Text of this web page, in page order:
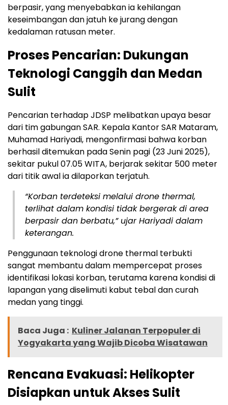
berpasir, yang menyebabkan ia kehilangan
keseimbangan dan jatuh ke jurang dengan
kedalaman ratusan meter.
Proses Pencarian: Dukungan
Teknologi Canggih dan Medan
Sulit
Pencarian terhadap JDSP melibatkan upaya besar
dari tim gabungan SAR. Kepala Kantor SAR Mataram,
Muhamad Hariyadi, mengonfirmasi bahwa korban
berhasil ditemukan pada Senin pagi (23 Juni 2025),
sekitar pukul 07.05 WITA, berjarak sekitar 500 meter
dari titik awal ia dilaporkan terjatuh.
“Korban terdeteksi melalui drone thermal,
terlihat dalam kondisi tidak bergerak di area
berpasir dan berbatu,” ujar Hariyadi dalam
keterangan.
Penggunaan teknologi drone thermal terbukti
sangat membantu dalam mempercepat proses
identifikasi lokasi korban, terutama karena kondisi di
lapangan yang diselimuti kabut tebal dan curah
medan yang tinggi.
Baca Juga : Kuliner Jalanan Terpopuler di
Yogyakarta yang Wajib Dicoba Wisatawan
Rencana Evakuasi: Helikopter
Disiapkan untuk Akses Sulit